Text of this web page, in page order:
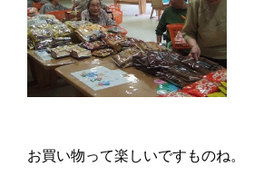
お買い物って楽しいですものね。